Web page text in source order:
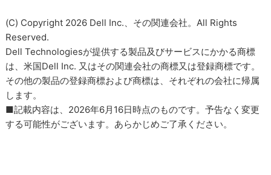
(C) Copyright 2026 Dell Inc.、その関連会社。All Rights
Reserved.
Dell Technologiesが提供する製品及びサービスにかかる商標
は、米国Dell Inc. 又はその関連会社の商標又は登録商標です。
その他の製品の登録商標および商標は、それぞれの会社に帰属
します。
■記載内容は、2026年6月16日時点のものです。予告なく変更
する可能性がございます。あらかじめご了承ください。